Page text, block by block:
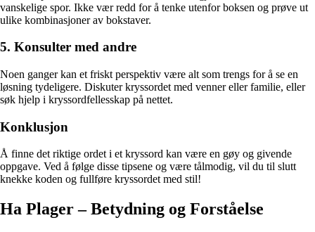
vanskelige spor. Ikke vær redd for å tenke utenfor boksen og prøve ut
ulike kombinasjoner av bokstaver.
5. Konsulter med andre
Noen ganger kan et friskt perspektiv være alt som trengs for å se en
løsning tydeligere. Diskuter kryssordet med venner eller familie, eller
søk hjelp i kryssordfellesskap på nettet.
Konklusjon
Å finne det riktige ordet i et kryssord kan være en gøy og givende
oppgave. Ved å følge disse tipsene og være tålmodig, vil du til slutt
knekke koden og fullføre kryssordet med stil!
Ha Plager – Betydning og Forståelse